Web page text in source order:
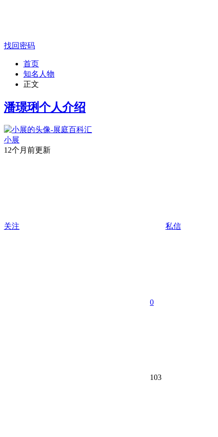
找回密码
首页
知名人物
正文
潘璟琍个人介绍
小展
12个月前更新
关注 私信
0
103